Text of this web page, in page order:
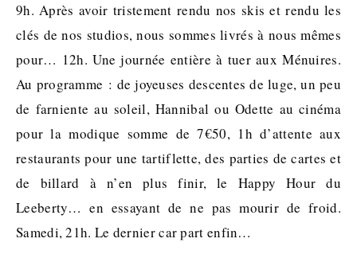
9h. Après avoir tristement rendu nos skis et rendu les
clés de nos studios, nous sommes livrés à nous mêmes
pour… 12h. Une journée entière à tuer aux Ménuires.
Au programme : de joyeuses descentes de luge, un peu
de farniente au soleil, Hannibal ou Odette au cinéma
pour la modique somme de 7€50, 1h d’attente aux
restaurants pour une tartiflette, des parties de cartes et
de billard à n’en plus finir, le Happy Hour du
Leeberty… en essayant de ne pas mourir de froid.
Samedi, 21h. Le dernier car part enfin…